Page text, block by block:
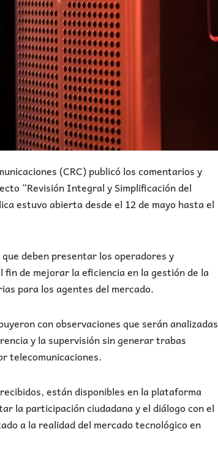
(CRC) publicó los comentarios y
“Revisión Integral y Simplificación del
estuvo abierta desde el 12 de mayo hasta el
deben presentar los operadores y
de mejorar la eficiencia en la gestión de la
para los agentes del mercado.
con observaciones que serán analizadas
y la supervisión sin generar trabas
telecomunicaciones.
están disponibles en la plataforma
la participación ciudadana y el diálogo con el
a la realidad del mercado tecnológico en